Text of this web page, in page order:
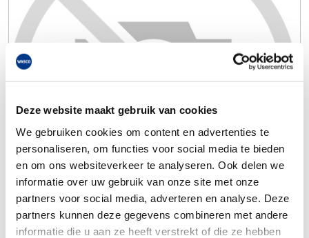
Deze website maakt gebruik van cookies
We gebruiken cookies om content en advertenties te
personaliseren, om functies voor social media te bieden
en om ons websiteverkeer te analyseren. Ook delen we
informatie over uw gebruik van onze site met onze
partners voor social media, adverteren en analyse. Deze
partners kunnen deze gegevens combineren met andere
informatie die u aan ze heeft verstrekt of die ze hebben